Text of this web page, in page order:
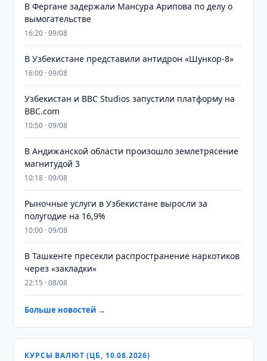
В Фергане задержали Мансура Арипова по делу о
вымогательстве
16:20 · 09/08
В Узбекистане представили антидрон «Шункор-8»
16:00 · 09/08
Узбекистан и BBC Studios запустили платформу на
BBC.com
10:50 · 09/08
В Андижанской области произошло землетрясение
магнитудой 3
10:18 · 09/08
Рыночные услуги в Узбекистане выросли за
полугодие на 16,9%
10:00 · 09/08
В Ташкенте пресекли распространение наркотиков
через «закладки»
22:15 · 08/08
Больше новостей →
КУРСЫ ВАЛЮТ (ЦБ, 10.08.2026)